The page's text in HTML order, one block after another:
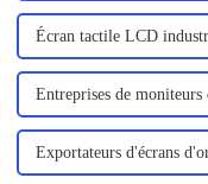
Écran tactile LCD
Entreprises de
Exportateurs d'écrans